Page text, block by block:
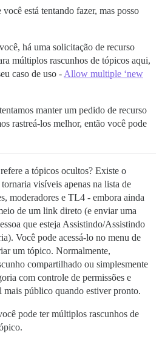
está tentando fazer, mas posso
há uma solicitação de recurso
múltiplos rascunhos de tópicos aqui,
caso de uso -Allow multiple ‘new
manter um pedido de recurso
rastreá-los melhor, então você pode
a tópicos ocultos? Existe o
visíveis apenas na lista de
moderadores e TL4 - embora ainda
de um link direto (e enviar uma
que esteja Assistindo/Assistindo
Você pode acessá-lo no menu de
um tópico. Normalmente,
compartilhado ou simplesmente
com controle de permissões e
mais público quando estiver pronto.
pode ter múltiplos rascunhos de